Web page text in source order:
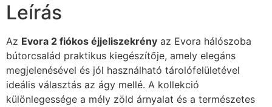
Leírás
Az Evora 2 fiókos éjjeliszekrény az Evora hálószoba
bútorcsalád praktikus kiegészítője, amely elegáns
megjelenésével és jól használható tárolófelületével
ideális választás az ágy mellé. A kollekció
különlegessége a mély zöld árnyalat és a természetes